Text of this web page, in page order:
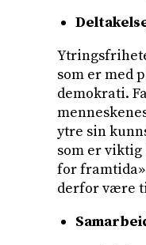
som er med
demokrati.
ytre sin
som er
for framtida»
derfor være